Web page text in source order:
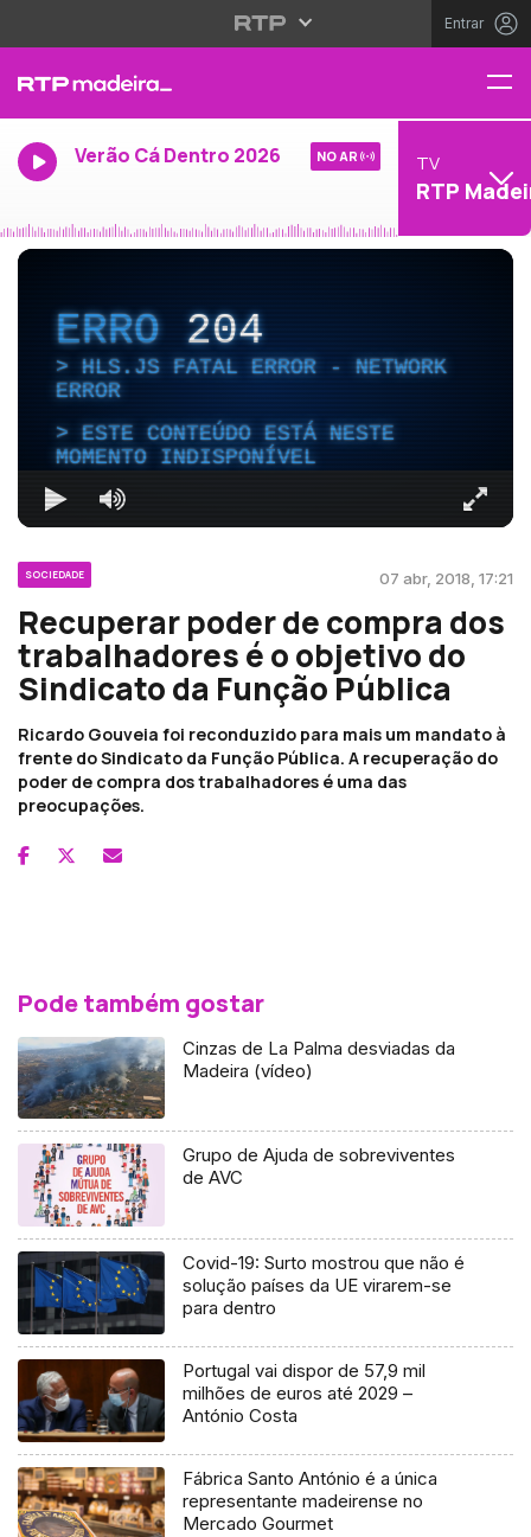
Entrar
Verão Cá Dentro 2026 NO AR TV
RTP
ERRO204
HLS.JS FATAL ERROR - NETWORK
ERROR
ESTE CONTEÚDO ESTÁ NESTE
MOMENTO INDISPONÍVEL
SOCIEDADE 07 abr, 2018, 17:21
Recuperar poder de compra dos
trabalhadores é o objetivo do
Sindicato da Função Pública
Ricardo Gouveia foi reconduzido para mais um mandato à
frente do Sindicato da Função Pública. A recuperação do
poder de compra dos trabalhadores é uma das
preocupações.
Pode também gostar
Cinzas de La Palma desviadas da
Madeira (vídeo)
Grupo de Ajuda de sobreviventes
de AVC
Covid-19: Surto mostrou que não é
solução países da UE virarem-se
para dentro
Portugal vai dispor de 57,9 mil
milhões de euros até 2029 –
António Costa
Fábrica Santo António é a única
representante madeirense no
Mercado Gourmet